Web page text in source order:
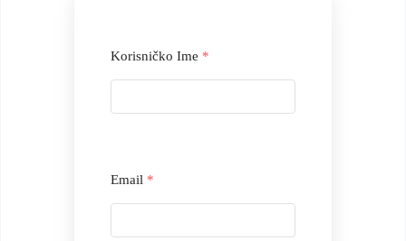
Korisničko Ime *
Email *